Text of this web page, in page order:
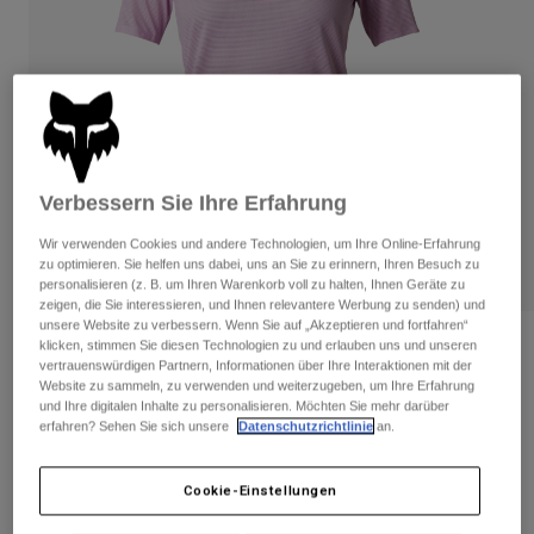
Kurze Hosen
Protektoren
Brillen
Socken
Ersatzteile
Hosen
Handschuhe
Jacken
Protektoren
Brillen
Socken
Taschen & Zubehör
Spare parts
Alle anzeigen
Damen
Hoodies und Pullover
Jacken
Hosen
Shirts
Alle anzeigen
Socken
Alle anzeigen
Helme
Jerseys
Hosen
Stiefel
Guards
Handschuhe
Bewertungen
Kurzärmliges Jersey Damens Flexair
Price reduced from
Verbessern Sie Ihre Erfahrung
Wir verwenden Cookies und andere Technologien, um Ihre Online-Erfahrung
zu optimieren. Sie helfen uns dabei, uns an Sie zu erinnern, Ihren Besuch zu
personalisieren (z. B. um Ihren Warenkorb voll zu halten, Ihnen Geräte zu
zeigen, die Sie interessieren, und Ihnen relevantere Werbung zu senden) und
unsere Website zu verbessern. Wenn Sie auf „Akzeptieren und fortfahren“
klicken, stimmen Sie diesen Technologien zu und erlauben uns und unseren
vertrauenswürdigen Partnern, Informationen über Ihre Interaktionen mit der
Website zu sammeln, zu verwenden und weiterzugeben, um Ihre Erfahrung
und Ihre digitalen Inhalte zu personalisieren. Möchten Sie mehr darüber
erfahren? Sehen Sie sich unsere
Datenschutzrichtlinie an.
Cookie-Einstellungen